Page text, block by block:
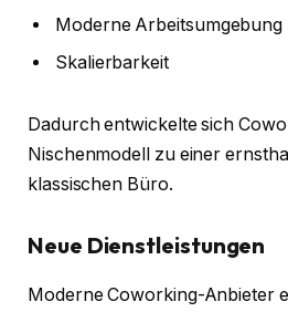
Moderne Arbeitsumgebung
Skalierbarkeit
Dadurch entwickelte sich
Nischenmodell zu einer
klassischen Büro.
Neue Dienstleistungen
Moderne Coworking-Anbieter